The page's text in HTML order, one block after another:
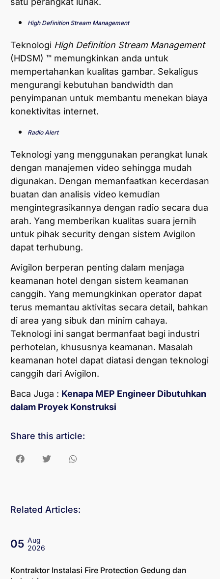
High Definition Stream Management
Teknologi High Definition Stream Management
(HDSM) ™ memungkinkan anda untuk
mempertahankan kualitas gambar. Sekaligus
mengurangi kebutuhan bandwidth dan
penyimpanan untuk membantu menekan biaya
konektivitas internet.
Radio Alert
Teknologi yang menggunakan perangkat lunak
dengan manajemen video sehingga mudah
digunakan. Dengan memanfaatkan kecerdasan
buatan dan analisis video kemudian
mengintegrasikannya dengan radio secara dua
arah. Yang memberikan kualitas suara jernih
untuk pihak security dengan sistem Avigilon
dapat terhubung.
Avigilon berperan penting dalam menjaga
keamanan hotel dengan sistem keamanan
canggih. Yang memungkinkan operator dapat
terus memantau aktivitas secara detail, bahkan
di area yang sibuk dan minim cahaya.
Teknologi ini sangat bermanfaat bagi industri
perhotelan, khususnya keamanan. Masalah
keamanan hotel dapat diatasi dengan teknologi
canggih dari Avigilon.
Baca Juga : Kenapa MEP Engineer Dibutuhkan
dalam Proyek Konstruksi
Share this article:
Related Articles:
05 Aug
2026
Kontraktor Instalasi Fire Protection Gedung dan